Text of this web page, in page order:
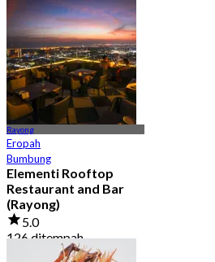
Rayong
Eropah
Bumbung
Elementi Rooftop
Restaurant and Bar
(Rayong)
5.0
126 ditempah
฿ 696.66